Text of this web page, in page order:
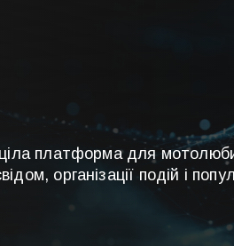
платформа для
організації подій і